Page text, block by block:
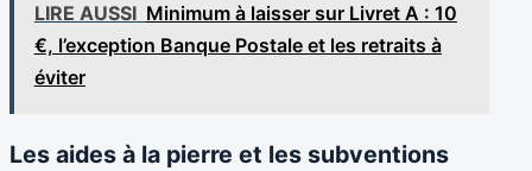
LIRE AUSSI Minimum à laisser sur Livret A : 10
€, l’exception Banque Postale et les retraits à
éviter
Les aides à la pierre et les subventions